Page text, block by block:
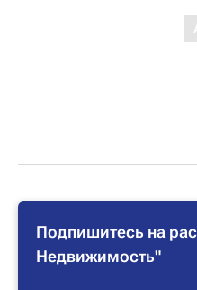
Подпишитесь на
Недвижимость"